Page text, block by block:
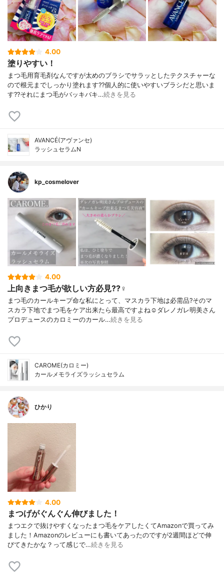
4.00
塗りやすい！
まつ毛用育毛剤なんですが太めのブラシでサラッとしたテクスチャーな
ので根元までしっかり塗れます??個人的に使いやすいブラシだと思いま
す??それにまつ毛がバッキバキ…続きを見る
AVANCÉ(アヴァンセ)
ラッシュセラムN
kp_cosmelover
4.00
上向きまつ毛が欲しい方必見??‍♀️
まつ毛のカールキープ命な私にとって、マスカラ下地は必需品?そのマ
スカラ下地でまつ毛をケア出来たら最高ですよね☺️ダレノガレ明美さん
プロデュースのカロミーのカール…続きを見る
CAROME(カロミー)
カールメモライズラッシュセラム
ひかり
4.00
まつげがぐんぐん伸びました！
まつエクで抜けやすくなったまつ毛をケアしたくてAmazonで買ってみ
ました！Amazonのレビューにも書いてあったのですが2週間ほどで伸
びてきたかな？って感じで…続きを見る